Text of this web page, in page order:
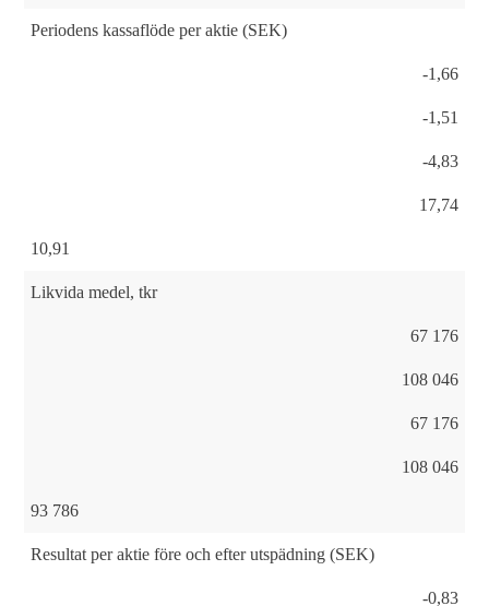
Periodens kassaflöde per aktie (SEK)
-1,66
-1,51
-4,83
17,74
10,91
Likvida medel, tkr
67 176
108 046
67 176
108 046
93 786
Resultat per aktie före och efter utspädning (SEK)
-0,83